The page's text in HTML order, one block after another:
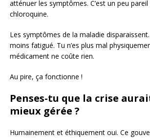
atténuer les symptômes. C’est un peu pareil
chloroquine.
Les symptômes de la maladie
moins fatigué. Tu n’es plus mal
médicament ne coûte rien.
Au pire, ça fonctionne !
Penses-tu que la crise
mieux gérée ?
Humainement et éthiquement oui. Ce